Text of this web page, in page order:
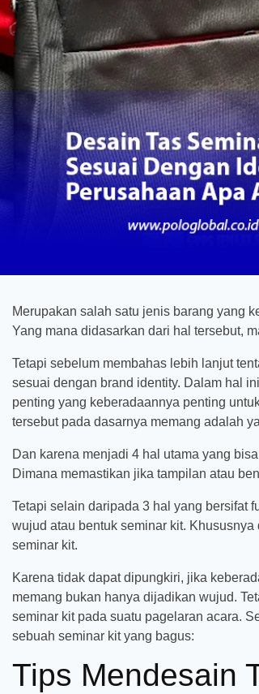
Merupakan salah satu jenis barang yang
Yang mana didasarkan dari hal tersebut,
Tetapi sebelum membahas lebih lanjut
sesuai dengan brand identity. Dalam hal
penting yang keberadaannya penting
tersebut pada dasarnya memang adalah
Dan karena menjadi 4 hal utama yang
Dimana memastikan jika tampilan atau
Tetapi selain daripada 3 hal yang bersifat
wujud atau bentuk seminar kit.
seminar kit.
Karena tidak dapat dipungkiri, jika
memang bukan hanya dijadikan wujud.
seminar kit pada suatu pagelaran acara.
sebuah seminar kit yang bagus:
Tips Mendesain